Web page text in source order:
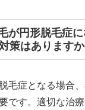
が円形脱毛症
策はありますか
毛症となる場合
です。適切な治